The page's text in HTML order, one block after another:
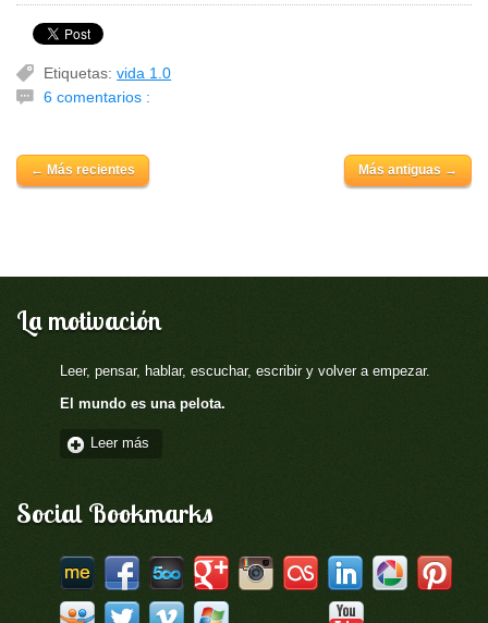
Etiquetas:vida 1.0
6 comentarios :
← Más recientes Más antiguas →
La motivación
Leer, pensar, hablar, escuchar, escribir y volver a empezar.
El mundo es una pelota.
Leer más
Social Bookmarks